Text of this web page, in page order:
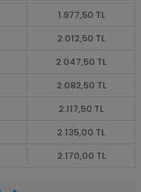
1.977,50 TL
2.012,50 TL
2.047,50 TL
2.082,50 TL
2.117,50 TL
2.135,00 TL
2.170,00 TL